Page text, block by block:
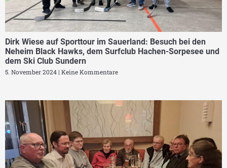
Dirk Wiese auf Sporttour im Sauerland: Besuch bei den
Neheim Black Hawks, dem Surfclub Hachen-Sorpesee und
dem Ski Club Sundern
5. November 2024 Keine Kommentare